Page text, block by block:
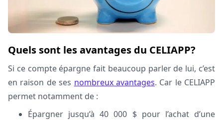
Quels sont les avantages du CELIAPP?
Si ce compte épargne fait beaucoup parler de lui, c’est
en raison de ses nombreux avantages. Car le CELIAPP
permet notamment de :
Épargner jusqu’à 40 000 $ pour l’achat d’une